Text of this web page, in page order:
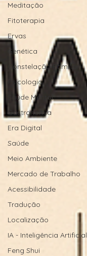
Meditação
Fitoterapia
Ervas
Genética
Constelação Familiar
Psicologia
Saúde Mental
Gastronomia
Era Digital
Saúde
Meio Ambiente
Mercado de Trabalho
Acessibilidade
Tradução
Localização
IA - Inteligência Artificial
Feng Shui